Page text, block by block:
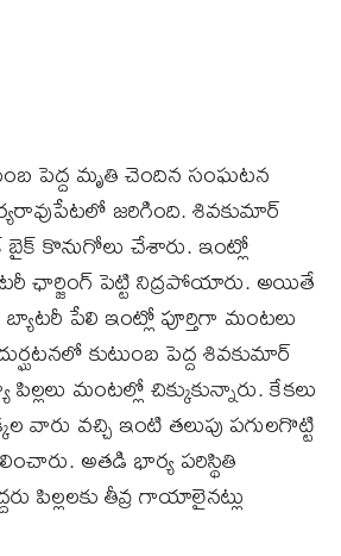
పెద్ద మృతి చెందిన సంఘటన
జరిగింది. శివకుమార్‌
బైక్‌ కొనుగోలు చేశారు. ఇంట్లో
ఛార్జింగ్‌ పెట్టి నిద్రపోయారు. అయితే
పేలి ఇంట్లో పూర్తిగా మంటలు
కుటుంబ పెద్ద శివకుమార్‌
మంటల్లో చిక్కుకున్నారు. కేకలు
వారు వచ్చి ఇంటి తలుపు పగులగొట్టి
అతడి భార్య పరిస్థితి
పిల్లలకు తీవ్ర గాయాలైనట్లు